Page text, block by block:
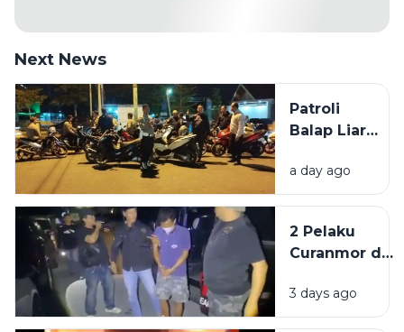
Next News
Patroli
Balap Liar,
Amankan
62 Motor di
a day ago
2 Pelaku
Curanmor di
Sampang
Diringkus
3 days ago